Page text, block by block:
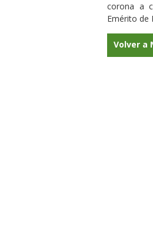
corona a
Emérito de
Volver a